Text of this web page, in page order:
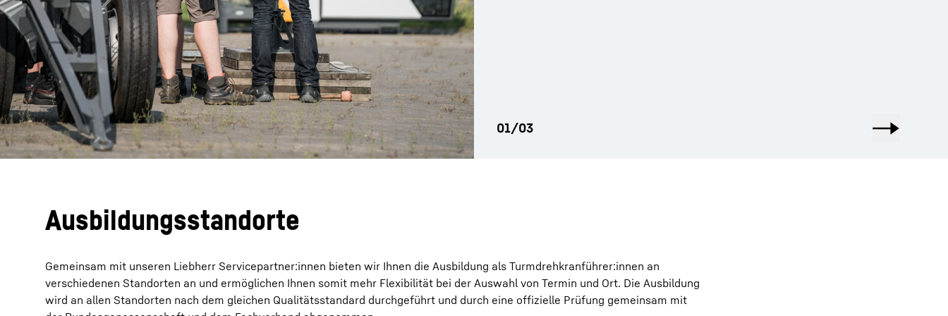
Ausbildungsstandorte
Gemeinsam mit unseren Liebherr Servicepartner:innen bieten wir Ihnen die Ausbildung als Turmdrehkranführer:innen an
verschiedenen Standorten an und ermöglichen Ihnen somit mehr Flexibilität bei der Auswahl von Termin und Ort. Die Ausbildung
wird an allen Standorten nach dem gleichen Qualitätsstandard durchgeführt und durch eine offizielle Prüfung gemeinsam mit